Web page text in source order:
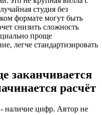
студия без
формате могут быть
снизить сложность
проще
легче стандартизировать
заканчивается
расчёт
наличие цифр. Автор не